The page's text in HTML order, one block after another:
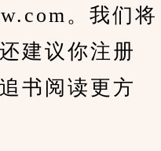
。我们将
建议你注册
书阅读更方